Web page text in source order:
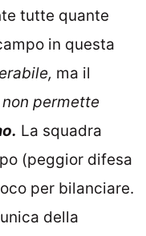
tutte quante
in questa
ma il
non permette
La squadra
(peggior difesa
per bilanciare.
della